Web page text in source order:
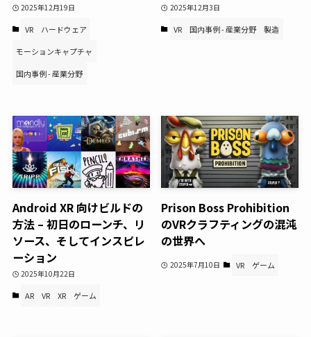
2025年12月19日
VR
ハードウェア
モーションキャプチャ
国内事例 - 産業分野
2025年12月3日
VR 国内事例 - 産業分野 製造
Android XR 向けビルドの
方法 – 初日のローンチ、リ
ソース、そしてインスピレ
ーション
2025年10月22日
AR VR XR ゲーム
Prison Boss Prohibition
のVRクラフティングの混沌
の世界へ
2025年7月10日 VR ゲーム